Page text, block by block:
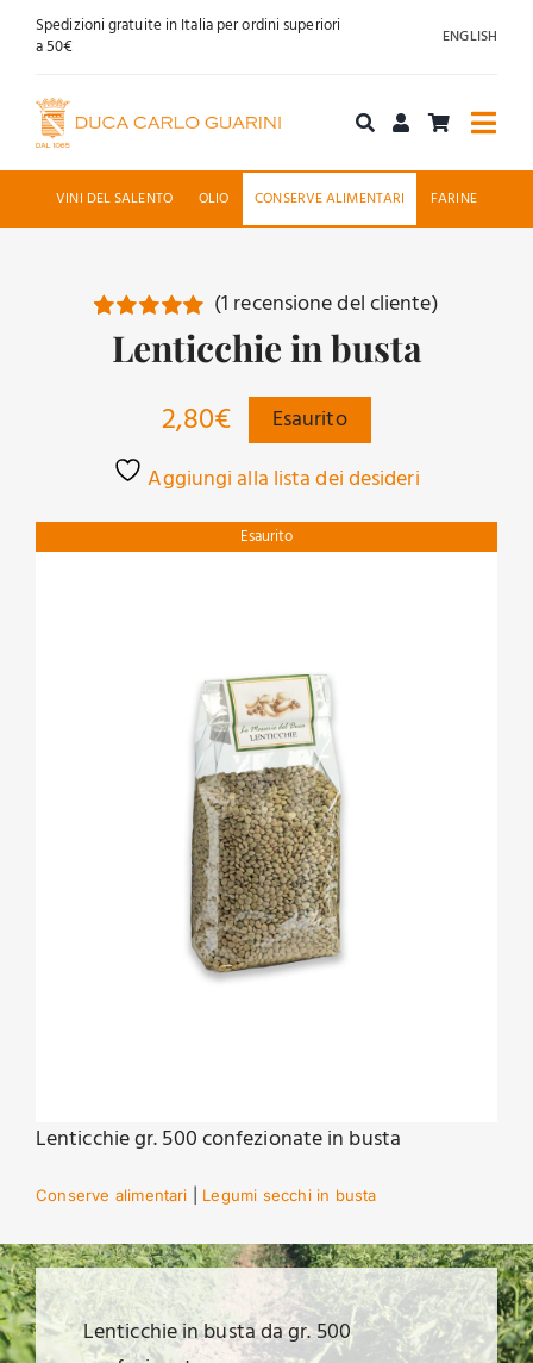
SaltaSpedizioni gratuite in Italia per ordini superiori
a 50€
ENGLISH
Acquista online
VINI DEL SALENTO OLIO CONSERVE ALIMENTARI FARINE
Valutato
5.00su 5 su
(1 recensione del cliente)
Lenticchie in busta
2,80€
Esaurito
Aggiungi alla lista dei desideri
Esaurito
Lenticchie gr. 500 confezionate in busta
Conserve alimentari Legumi secchi in busta
Lenticchie in busta da gr. 500